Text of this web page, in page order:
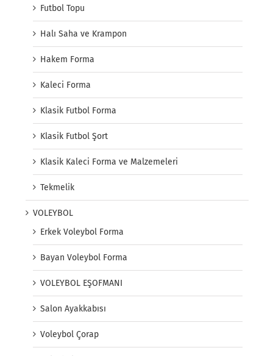
Futbol Topu
Halı Saha ve Krampon
Hakem Forma
Kaleci Forma
Klasik Futbol Forma
Klasik Futbol Şort
Klasik Kaleci Forma ve Malzemeleri
Tekmelik
VOLEYBOL
Erkek Voleybol Forma
Bayan Voleybol Forma
VOLEYBOL EŞOFMANI
Salon Ayakkabısı
Voleybol Çorap